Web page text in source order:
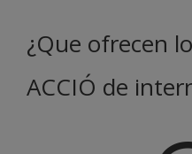
¿Que ofrecen
ACCIÓ de